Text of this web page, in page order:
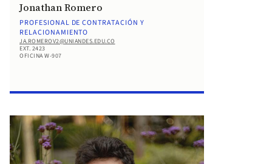
Jonathan Romero
PROFESIONAL DE CONTRATACIÓN Y
RELACIONAMIENTO
JA.ROMEROV2@UNIANDES.EDU.CO
EXT. 2423
OFICINA W-907